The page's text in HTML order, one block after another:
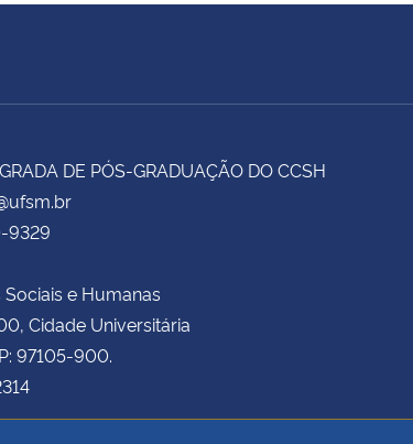
DE PÓS-GRADUAÇÃO DO CCSH
9329
e Humanas
Cidade Universitária
97105-900.